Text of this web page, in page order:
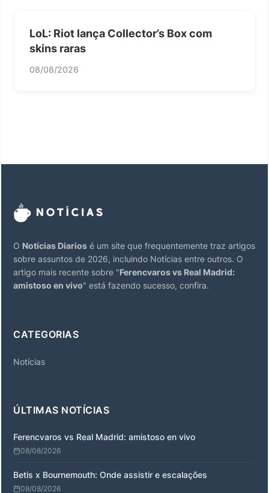
LoL: Riot lança Collector’s Box com
skins raras
08/08/2026
O Notícias Diarios é um site que frequentemente traz artigos
sobre assuntos de 2026, incluindo Notícias entre outros. O
artigo mais recente sobre "Ferencvaros vs Real Madrid:
amistoso en vivo" está fazendo sucesso, confira.
CATEGORIAS
Notícias
ÚLTIMAS NOTÍCIAS
Ferencvaros vs Real Madrid: amistoso en vivo
08/08/2026
Betis x Bournemouth: Onde assistir e escalações
08/08/2026